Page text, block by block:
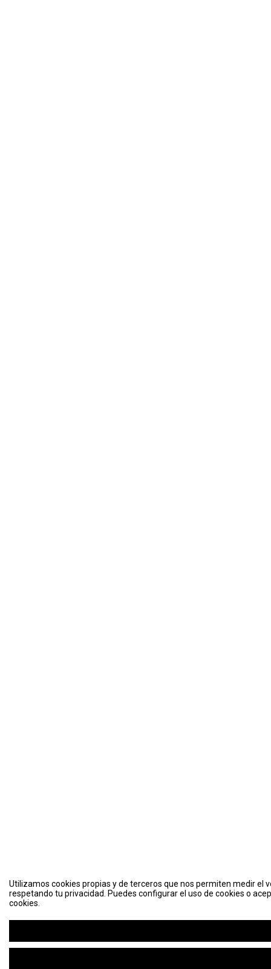
Utilizamos cookies propias y de terceros que nos permiten medir el
respetando tu privacidad. Puedes configurar el uso de cookies o
cookies.